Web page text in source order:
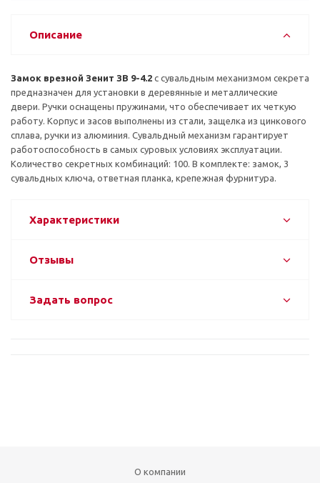
Описание
Замок врезной Зенит ЗВ 9-4.2 с сувальдным механизмом секрета
предназначен для установки в деревянные и металлические
двери. Ручки оснащены пружинами, что обеспечивает их четкую
работу. Корпус и засов выполнены из стали, защелка из цинкового
сплава, ручки из алюминия. Сувальдный механизм гарантирует
работоспособность в самых суровых условиях эксплуатации.
Количество секретных комбинаций: 100. В комплекте: замок, 3
сувальдных ключа, ответная планка, крепежная фурнитура.
Характеристики
Отзывы
Задать вопрос
О компании